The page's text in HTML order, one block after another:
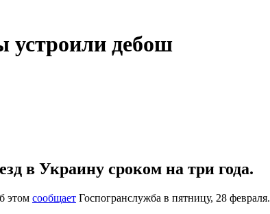
устроили дебош
в Украину сроком на три года.
этом сообщает Госпогранслужба в пятницу, 28 февраля.